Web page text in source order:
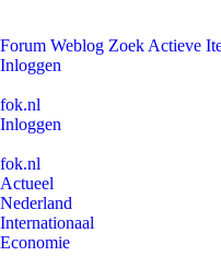
Forum Weblog Zoek Actieve
Inloggen
fok.nl
Inloggen
fok.nl
Actueel
Nederland
Internationaal
Economie